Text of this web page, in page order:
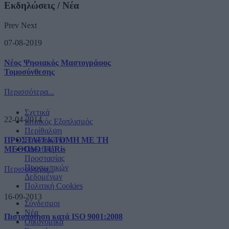
Εκδηλώσεις / Νέα
Prev Next
07-08-2019
Νέος Ψηφιακός Μαστογράφος
Τομοσύνθεσης
Περισσότερα...
22-04-2014
ΠΡΟΣΤΑΤΕΚΤΟΜΗ ΜΕ ΤΗ
ΜΕΘΟΔΟ TURis
Περισσότερα...
16-09-2013
Πιστοποίηση κατά ISO 9001:2008
Σχετικά
Ιατρικός Εξοπλισμός
Περίθαλψη
Επικοινωνία
Πολιτική
Προστασίας
Προσωπικών
Δεδομένων
Πολιτική Cookies
Σύνδεσμοι
Νέα
Οικονομικά